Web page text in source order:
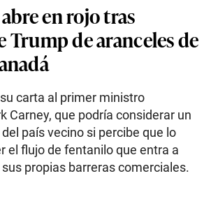
en rojo tras
Trump de aranceles de
carta al primer ministro
Carney, que podría considerar un
país vecino si percibe que lo
el flujo de fentanilo que entra a
sus propias barreras comerciales.